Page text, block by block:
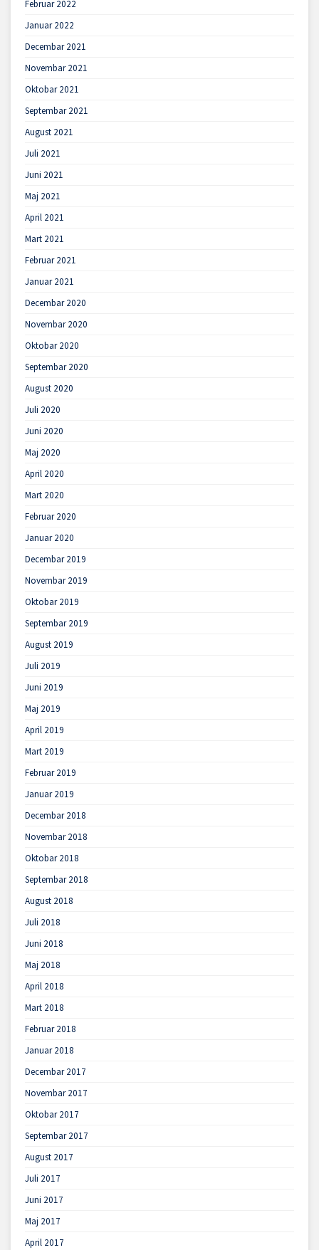
Februar 2022
Januar 2022
Decembar 2021
Novembar 2021
Oktobar 2021
Septembar 2021
August 2021
Juli 2021
Juni 2021
Maj 2021
April 2021
Mart 2021
Februar 2021
Januar 2021
Decembar 2020
Novembar 2020
Oktobar 2020
Septembar 2020
August 2020
Juli 2020
Juni 2020
Maj 2020
April 2020
Mart 2020
Februar 2020
Januar 2020
Decembar 2019
Novembar 2019
Oktobar 2019
Septembar 2019
August 2019
Juli 2019
Juni 2019
Maj 2019
April 2019
Mart 2019
Februar 2019
Januar 2019
Decembar 2018
Novembar 2018
Oktobar 2018
Septembar 2018
August 2018
Juli 2018
Juni 2018
Maj 2018
April 2018
Mart 2018
Februar 2018
Januar 2018
Decembar 2017
Novembar 2017
Oktobar 2017
Septembar 2017
August 2017
Juli 2017
Juni 2017
Maj 2017
April 2017